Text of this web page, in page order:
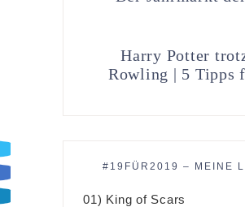
Harry Potter
Rowling | 5 Tipps
#19FÜR2019 – MEINE
01) King of Scars